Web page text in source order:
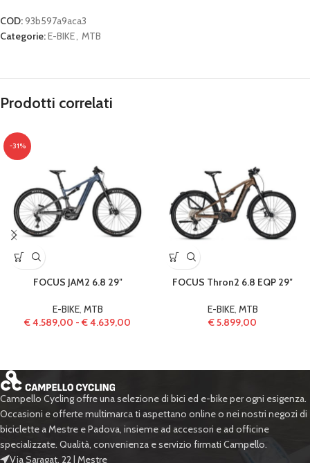
COD:93b597a9aca3
Categorie:E-BIKE, MTB
Prodotti correlati
-31%
FOCUS JAM2 6.8 29″
E-BIKE, MTB
€4.589,00 - €4.639,00
FOCUS Thron2 6.8 EQP 29″
E-BIKE, MTB
€5.899,00
Campello Cycling offre una selezione di bici ed e-bike per ogni esigenza.
Occasioni e offerte multimarca ti aspettano online o nei nostri negozi di
biciclette a Mestre e Padova, insieme ad accessori e ad officine
specializzate. Qualità, convenienza e servizio firmati Campello.
Via Saragat, 22 | Mestre